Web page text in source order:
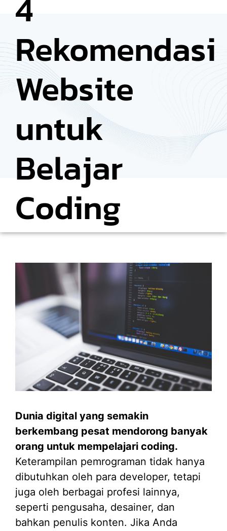
Rekomendasi
Website
untuk
Belajar
Coding
Dunia digital yang semakin
berkembang pesat mendorong banyak
orang untuk mempelajari coding.
Keterampilan pemrograman tidak hanya
dibutuhkan oleh para developer, tetapi
juga oleh berbagai profesi lainnya,
seperti pengusaha, desainer, dan
bahkan penulis konten. Jika Anda